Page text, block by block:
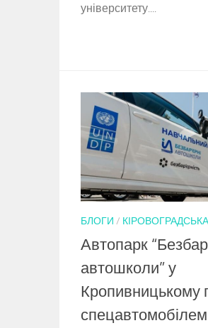
університету....
БЛОГИ / КІРОВОГРАДСЬКА
Автопарк
автошколи” у
Кропивницькому